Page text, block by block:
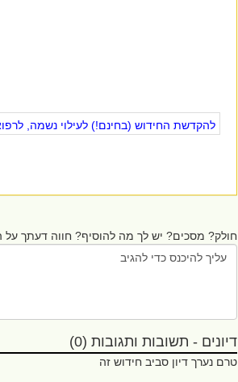
להקדשת החידוש (בחינם!) לעילוי נשמה,
חולק? מסכים? יש לך מה להוסיף? חווה דעתך על
דיונים - תשובות ותגובות (0)
טרם נערך דיון סביב חידוש זה